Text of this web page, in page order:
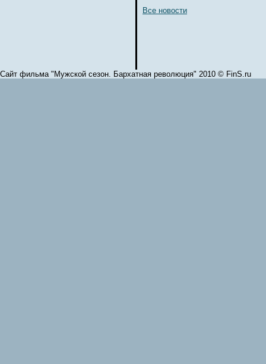
Все новости
Сайт фильма "Мужской сезон. Бархатная революция" 2010 © FinS.ru